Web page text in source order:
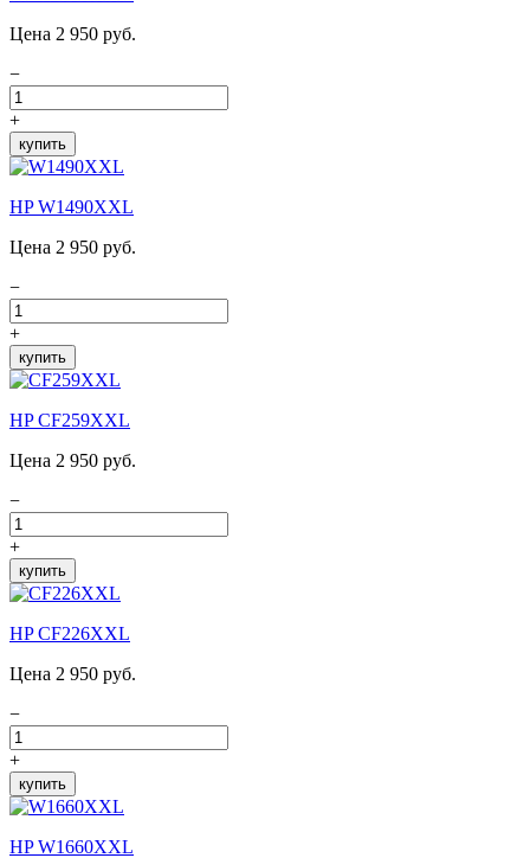
Цена 2 950 руб.
−
+
купить
HP W1490XXL
Цена 2 950 руб.
−
+
купить
HP CF259XXL
Цена 2 950 руб.
−
+
купить
HP CF226XXL
Цена 2 950 руб.
−
+
купить
HP W1660XXL